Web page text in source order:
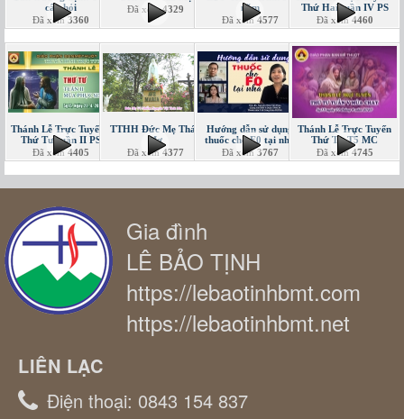
câu hỏi
Đã xem3360
Đã xem4329
năm
Đã xem4577
Thứ Hai tuần IV PS
Đã xem4460
Thánh Lễ Trực Tuyến -
Thứ Tư tuần II PS
Đã xem4405
TTHH Đức Mẹ Thác
Mơ
Đã xem4377
Hướng dẫn sử dụng
thuốc cho F0 tại nhà
Đã xem3767
Thánh Lễ Trực Tuyến
Thứ Tư T5 MC
Đã xem4745
Gia đình
LÊ BẢO TỊNH
https://lebaotinhbmt.com
https://lebaotinhbmt.net
LIÊN LẠC
Điện thoại: 0843 154 837